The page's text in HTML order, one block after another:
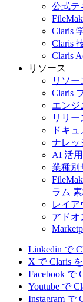
公式テ
Claris
Claris
Claris
リソース
リソ
Claris
エンジ
リリー
ドキ
ナレッ
AI 活用
業種別
ラム
レイ
アドオ
Linkedin で
X で Claris
Facebook で
Youtube で
Instagram で